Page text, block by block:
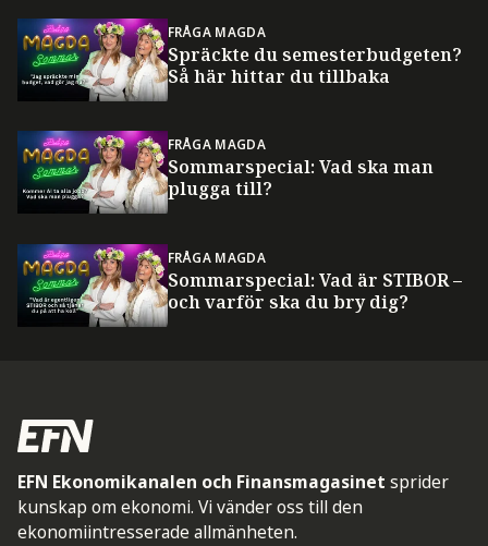
FRÅGA MAGDA
Spräckte du semesterbudgeten?
Så här hittar du tillbaka
FRÅGA MAGDA
Sommarspecial: Vad ska man
plugga till?
FRÅGA MAGDA
Sommarspecial: Vad är STIBOR –
och varför ska du bry dig?
EFN Ekonomikanalen och Finansmagasinet sprider
kunskap om ekonomi. Vi vänder oss till den
ekonomiintresserade allmänheten.